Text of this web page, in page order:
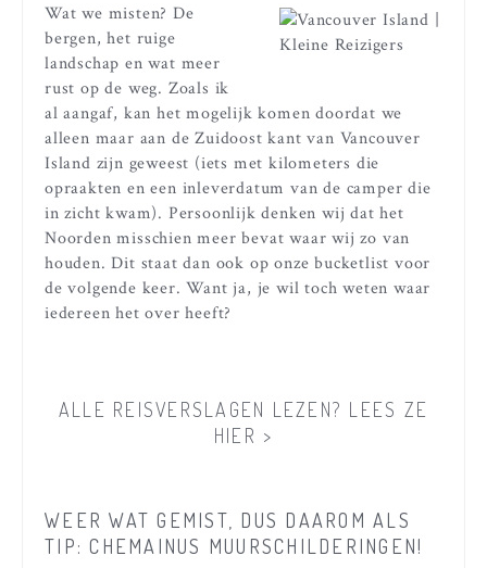
Wat we misten? De
bergen, het ruige
landschap en wat meer
rust op de weg. Zoals ik
al aangaf, kan het mogelijk komen doordat we
alleen maar aan de Zuidoost kant van Vancouver
Island zijn geweest (iets met kilometers die
opraakten en een inleverdatum van de camper die
in zicht kwam). Persoonlijk denken wij dat het
Noorden misschien meer bevat waar wij zo van
houden. Dit staat dan ook op onze bucketlist voor
de volgende keer. Want ja, je wil toch weten waar
iedereen het over heeft?
ALLE REISVERSLAGEN LEZEN? LEES ZE
HIER >
WEER WAT GEMIST, DUS DAAROM ALS
TIP: CHEMAINUS MUURSCHILDERINGEN!